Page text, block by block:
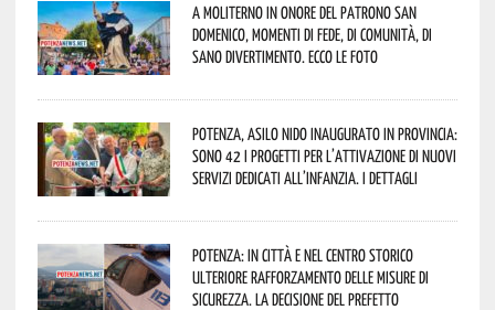
A Moliterno in onore del Patrono San
Domenico, momenti di fede, di comunità, di
sano divertimento. Ecco le foto
Potenza, asilo nido inaugurato in provincia:
sono 42 i progetti per l’attivazione di nuovi
servizi dedicati all’infanzia. I dettagli
Potenza: in città e nel centro storico
ulteriore rafforzamento delle misure di
sicurezza. La decisione del Prefetto